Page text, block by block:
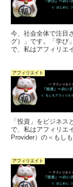
今、社会全体で注目
グ）」です。「学び
で、私はアフィリエ
アフィリエイト
「投資」をビジネ
で、私はアフィリエ
Provider）の＜もし
アフィリエイト